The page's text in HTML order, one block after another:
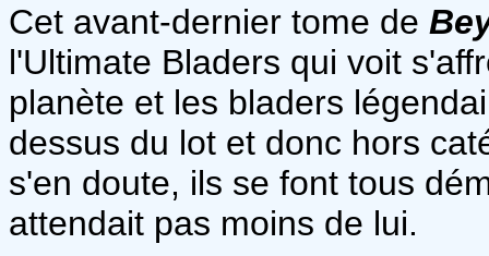
Cet avant-dernier tome de
l'Ultimate Bladers qui voit
planète et les bladers
dessus du lot et donc hors
s'en doute, ils se font tous
attendait pas moins de lui.